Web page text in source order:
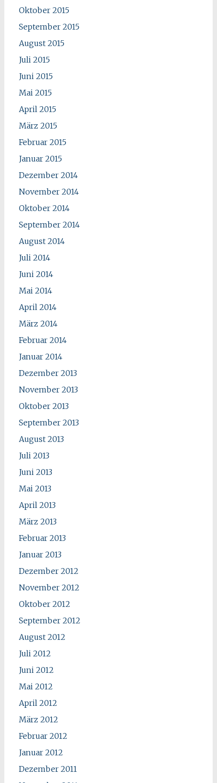
Oktober 2015
September 2015
August 2015
Juli 2015
Juni 2015
Mai 2015
April 2015
März 2015
Februar 2015
Januar 2015
Dezember 2014
November 2014
Oktober 2014
September 2014
August 2014
Juli 2014
Juni 2014
Mai 2014
April 2014
März 2014
Februar 2014
Januar 2014
Dezember 2013
November 2013
Oktober 2013
September 2013
August 2013
Juli 2013
Juni 2013
Mai 2013
April 2013
März 2013
Februar 2013
Januar 2013
Dezember 2012
November 2012
Oktober 2012
September 2012
August 2012
Juli 2012
Juni 2012
Mai 2012
April 2012
März 2012
Februar 2012
Januar 2012
Dezember 2011